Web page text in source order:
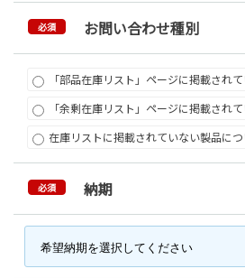
必須 お問い合わせ種別
「部品在庫リスト」ページに掲載され
「余剰在庫リスト」ページに掲載され
在庫リストに掲載されていない製品に
必須 納期